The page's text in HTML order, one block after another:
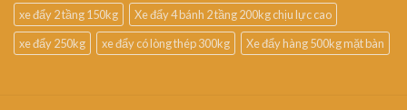
xe đẩy 2 tầng 150kg
Xe đẩy 4 bánh 2 tầng 200kg chịu lực cao
xe đẩy 250kg
xe đẩy có lòng thép 300kg Xe đẩy hàng 500kg mặt bàn